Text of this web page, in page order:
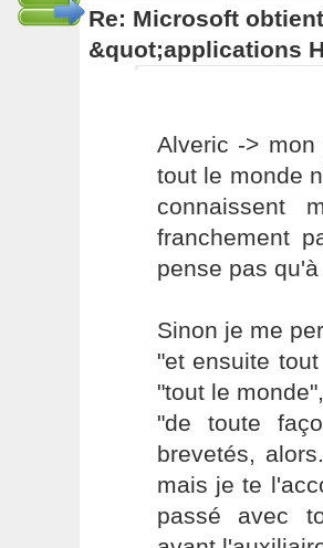
Re: Microsoft
&quot;applications
Alveric ->
tout le monde
connaissent
franchement
pense pas
Sinon je me
"et ensuite
"tout le monde",
"de toute
brevetés,
mais je te
passé avec